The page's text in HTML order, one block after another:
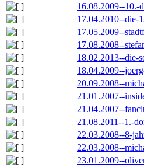
16.08.2009--10.-
17.04.2010--die-
17.05.2009--
17.08.2008--
18.02.2013--die-
18.04.2009--
20.09.2008--
21.01.2007--
21.04.2007--
21.08.2011--1.-
22.03.2008--8-
22.03.2008--
23.01.2009--